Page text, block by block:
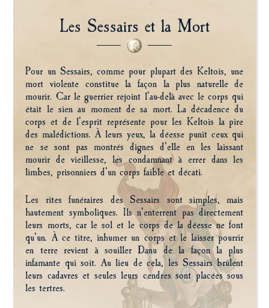
Les Sessairs et la Mort
Pour un Sessairs, comme pour plupart des Keltois, une
mort violente constitue la façon la plus naturelle de
mourir. Car le guerrier rejoint l’au-delà avec le corps qui
était le sien au moment de sa mort. La décadence du
corps et de l’esprit représente pour les Keltois la pire
des malédictions. À leurs yeux, la déesse punit ceux qui
ne se sont pas montrés dignes d’elle en les laissant
mourir de vieillesse, les condamnant à errer dans les
limbes, prisonniers d’un corps faible et décati.
Les rites funéraires des Sessairs sont simples, mais
hautement symboliques. Ils n’enterrent pas directement
leurs morts, car le sol et le corps de la déesse ne font
qu’un. À ce titre, inhumer un corps et le laisser pourrir
en terre revient à souiller Danu de la façon la plus
infamante qui soit. Au lieu de cela, les Sessairs brûlent
leurs cadavres et seules leurs cendres sont placées sous
les tertres.